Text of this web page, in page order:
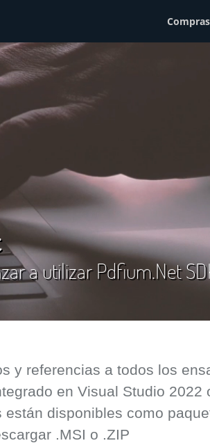
Compras
a utilizar Pdfium.Net
y referencias a todos los
en Visual Studio 2022
disponibles como
.MSI o .ZIP